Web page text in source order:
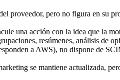
proveedor, pero no figura en su
una acción con la idea que la
resúmenes, análisis de
a AWS), no dispone de
se mantiene actualizada,